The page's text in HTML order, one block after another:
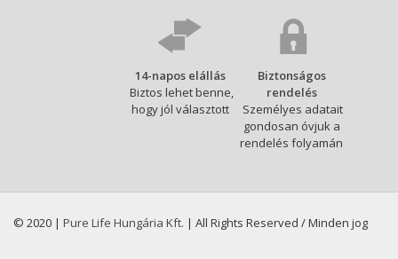
14-napos elállás
Biztos lehet benne,
hogy jól választott
Biztonságos
rendelés
Személyes adatait
gondosan óvjuk a
rendelés folyamán
© 2020 | Pure Life Hungária Kft. | All Rights Reserved / Minden jog